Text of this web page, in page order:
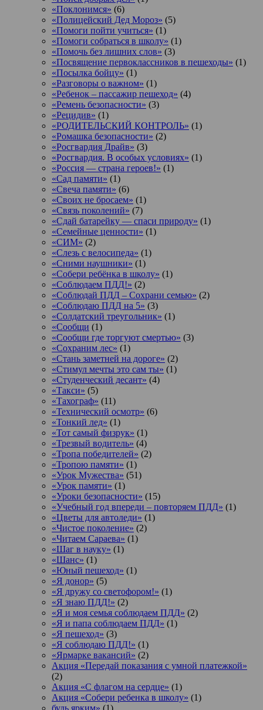
«Поклонимся» (6)
«Полицейский Дед Мороз» (5)
«Помоги пойти учиться» (1)
«Помоги собраться в школу» (1)
«Помочь без лишних слов» (3)
«Посвящение первоклассников в пешеходы» (1)
«Посылка бойцу» (1)
«Разговоры о важном» (1)
«Ребенок – пассажир пешеход» (4)
«Ремень безопасности» (3)
«Рецидив» (1)
«РОДИТЕЛЬСКИЙ КОНТРОЛЬ» (1)
«Ромашка безопасности» (2)
«Росгвардия Драйв» (3)
«Росгвардия. В особых условиях» (1)
«Россия — страна героев!» (1)
«Сад памяти» (1)
«Свеча памяти» (6)
«Своих не бросаем» (1)
«Связь поколений» (7)
«Сдай батарейку — спаси природу» (1)
«Семейные ценности» (1)
«СИМ» (2)
«Слезь с велосипеда» (1)
«Сними наушники» (1)
«Собери ребёнка в школу» (1)
«Соблюдаем ПДД!» (2)
«Соблюдай ПДД – Сохрани семью» (2)
«Соблюдаю ПДД на 5» (3)
«Солдатский треугольник» (1)
«Сообщи (1)
«Сообщи где торгуют смертью» (3)
«Сохраним лес» (1)
«Стань заметней на дороге» (2)
«Стимул мечты это сам ты» (1)
«Студенческий десант» (4)
«Такси» (5)
«Тахограф» (11)
«Технический осмотр» (6)
«Тонкий лед» (1)
«Тот самый физрук» (1)
«Трезвый водитель» (4)
«Тропа победителей» (2)
«Тропою памяти» (1)
«Урок Мужества» (51)
«Урок памяти» (1)
«Уроки безопасности» (15)
«Учебный год впереди – повторяем ПДД» (1)
«Цветы для автоледи» (1)
«Чистое поколение» (2)
«Читаем Сараева» (1)
«Шаг в науку» (1)
«Шанс» (1)
«Юный пешеход» (1)
«Я донор» (5)
«Я дружу со светофором!» (1)
«Я знаю ПДД!» (2)
«Я и моя семья соблюдаем ПДД» (2)
«Я и папа соблюдаем ПДД» (1)
«Я пешеход» (3)
«Я соблюдаю ПДД!» (1)
«Ярмарке вакансий» (2)
Акция «Передай показания с умной платежкой»
(2)
Акция «С флагом на сердце» (1)
Акция «Собери ребенка в школу» (1)
будь ярким» (1)